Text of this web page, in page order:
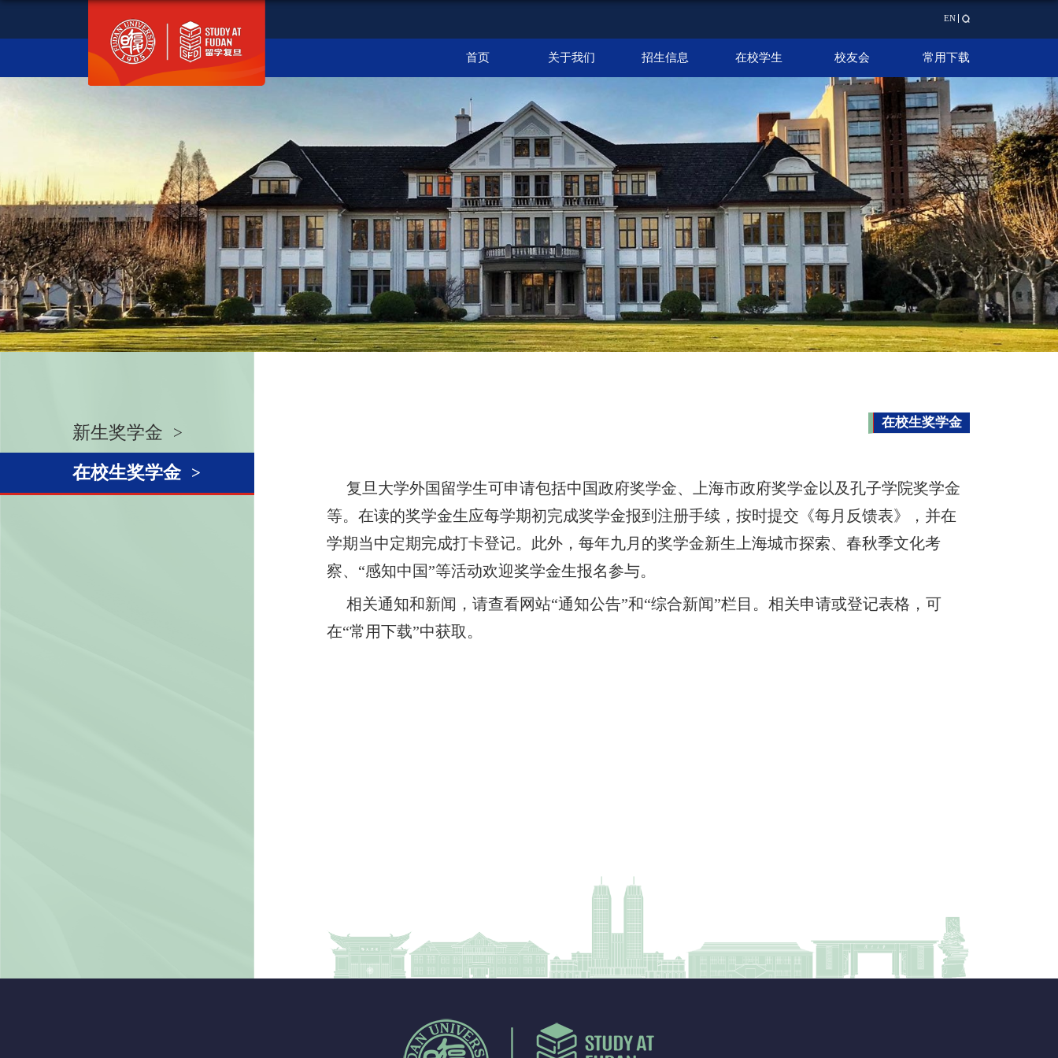
EN
首页 关于我们 招生信息 在校学生 校友会 常用下载
新生奖学金
在校生奖学金
在校生奖学金
复旦大学外国留学生可申请包括中国政府奖学金、上海市政府奖学金以及孔子学院奖学金
等。在读的奖学金生应每学期初完成奖学金报到注册手续，按时提交《每月反馈表》，并在
学期当中定期完成打卡登记。此外，每年九月的奖学金新生上海城市探索、春秋季文化考
察、“感知中国”等活动欢迎奖学金生报名参与。
相关通知和新闻，请查看网站“通知公告”和“综合新闻”栏目。相关申请或登记表格，可
在“常用下载”中获取。